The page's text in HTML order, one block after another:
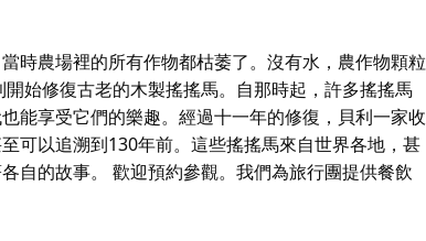
時農場裡的所有作物都枯萎了。沒有水，農作物顆粒
始修復古老的木製搖搖馬。自那時起，許多搖搖馬
能享受它們的樂趣。經過十一年的修復，貝利一家收
可以追溯到130年前。這些搖搖馬來自世界各地，甚
自的故事。 歡迎預約參觀。我們為旅行團提供餐飲